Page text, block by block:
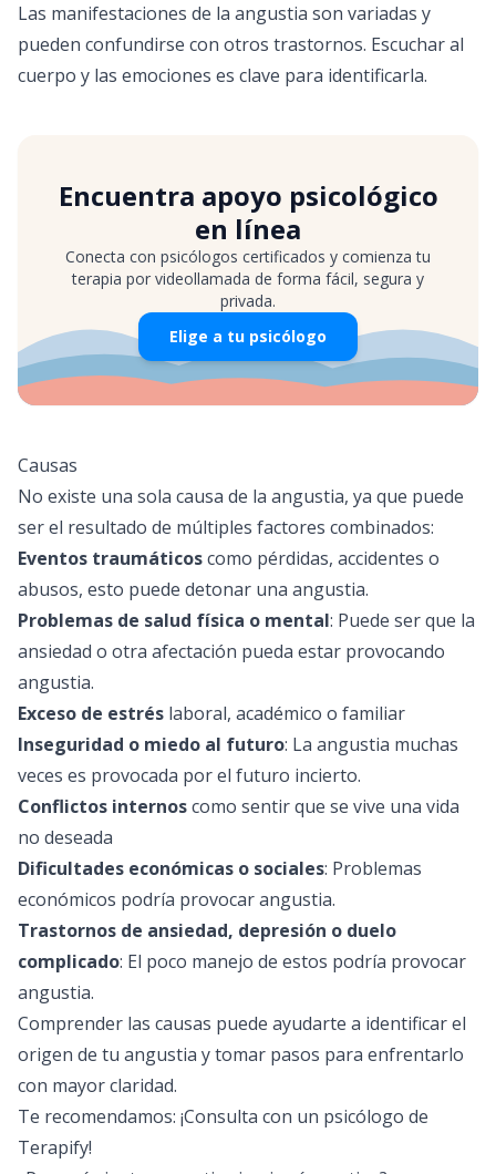
Las manifestaciones de la angustia son variadas y
pueden confundirse con otros trastornos. Escuchar al
cuerpo y las emociones es clave para identificarla.
Encuentra apoyo psicológico
en línea
Conecta con psicólogos certificados y comienza tu
terapia por videollamada de forma fácil, segura y
privada.
Elige a tu psicólogo
Causas
No existe una sola causa de la angustia, ya que puede
ser el resultado de múltiples factores combinados:
Eventos traumáticoscomo pérdidas, accidentes o
abusos, esto puede detonar una angustia.
Problemas de salud física o mental: Puede ser que la
ansiedad o otra afectación pueda estar provocando
angustia.
Exceso de estrés laboral, académico o familiar
Inseguridad o miedo al futuro: La angustia muchas
veces es provocada por el futuro incierto.
Conflictos internoscomo sentir que se vive una vida
no deseada
Dificultades económicas o sociales: Problemas
económicos podría provocar angustia.
Trastornos de ansiedad, depresión o duelo
complicado: El poco manejo de estos podría provocar
angustia.
Comprender las causas puede ayudarte a identificar el
origen de tu angustia y tomar pasos para enfrentarlo
con mayor claridad.
Te recomendamos: ¡Consulta con un psicólogo de
Terapify!